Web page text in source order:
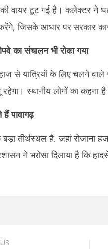
की वायर टूट गई है। कलेक्टर ने
करेंगे, जिसके आधार पर सरकार
का संचालन भी रोका गया
से यात्रियों के लिए चलने
स्थानीय लोगों का कहना
हैं पावागढ़
तीर्थस्थल है, जहां रोजाना
ने भरोसा दिलाया है कि